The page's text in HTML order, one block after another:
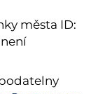
města ID: